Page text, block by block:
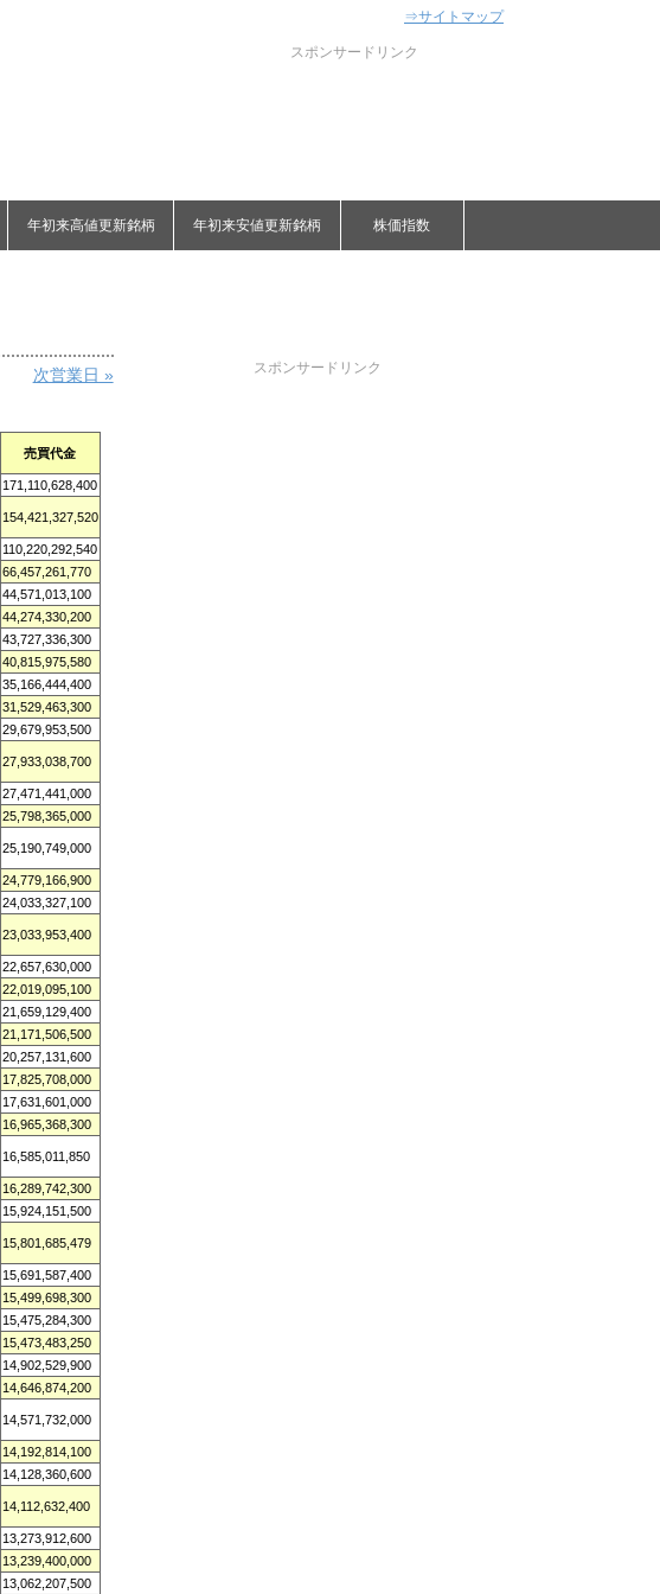
スポンサードリンク
年初来高値更新銘柄 年初来安値更新銘柄 株価指数
次営業日 »
売買代金
171,110,628,400
154,421,327,520
110,220,292,540
66,457,261,770
44,571,013,100
44,274,330,200
43,727,336,300
40,815,975,580
35,166,444,400
31,529,463,300
29,679,953,500
27,933,038,700
27,471,441,000
25,798,365,000
25,190,749,000
24,779,166,900
24,033,327,100
23,033,953,400
22,657,630,000
22,019,095,100
21,659,129,400
21,171,506,500
20,257,131,600
17,825,708,000
17,631,601,000
16,965,368,300
16,585,011,850
16,289,742,300
15,924,151,500
15,801,685,479
15,691,587,400
15,499,698,300
15,475,284,300
15,473,483,250
14,902,529,900
14,646,874,200
14,571,732,000
14,192,814,100
14,128,360,600
14,112,632,400
13,273,912,600
13,239,400,000
13,062,207,500
スポンサードリンク
⇒サイトマップ